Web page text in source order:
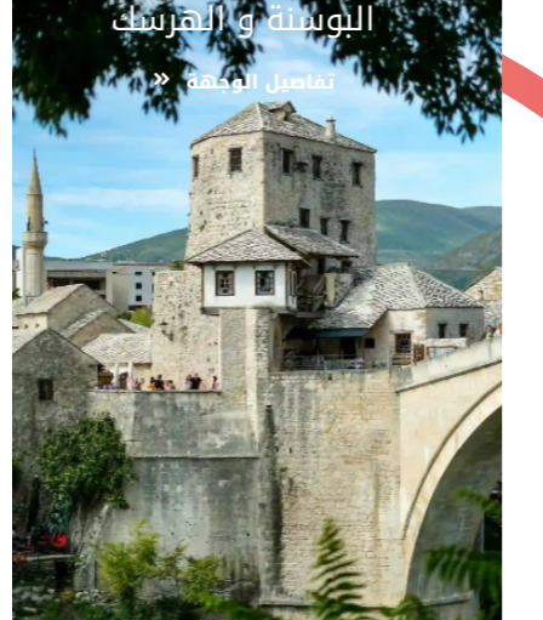
البوسنة و الهرسك
تفاصيل الوجهة